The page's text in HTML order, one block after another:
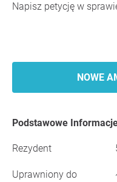
Napisz petycję w
NOWE
Podstawowe
Rezydent
Uprawniony do